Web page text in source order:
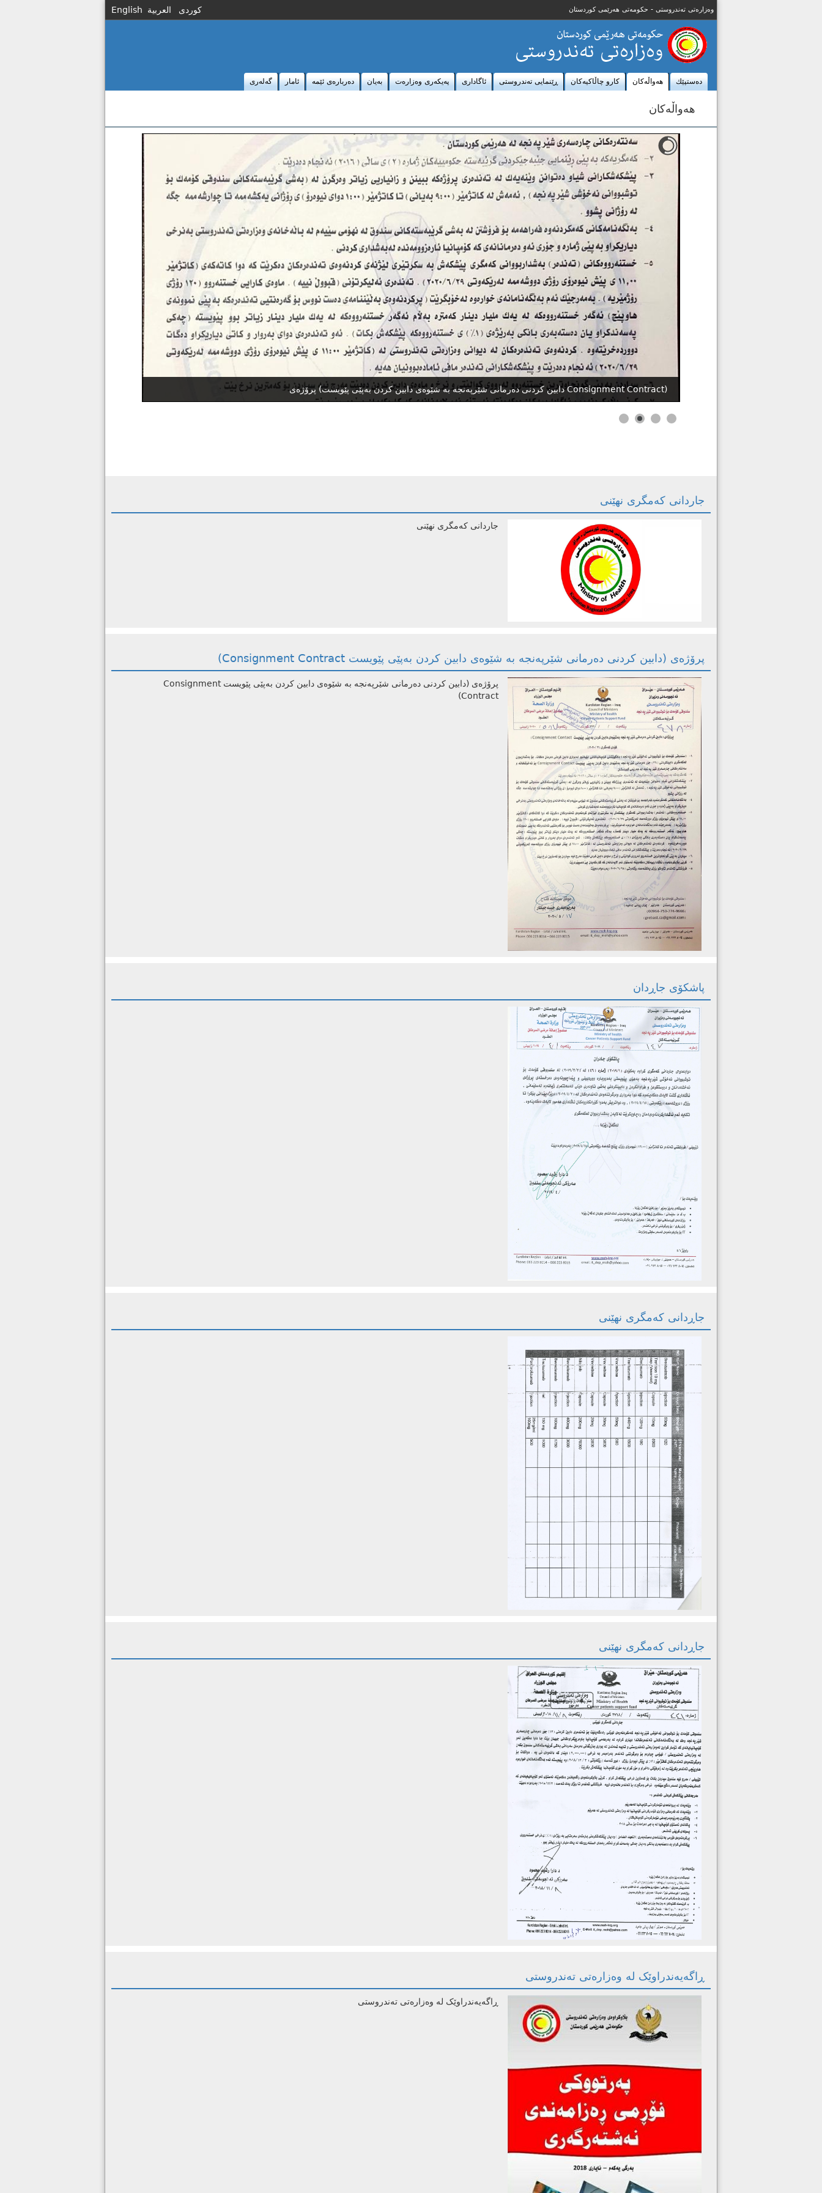
كوردى العربية English وەزارەتی تەندروستی - حکومەتی هەرێمی کوردستان
ده‌ستپێك هه‌واڵه‌كان كارو چاڵاكيه‌كان ڕێنمايی ته‌ندروستی ئاگاداری پەیکەرى وەزارەت به‌یان ده‌رباره‌ی ئێمه‌ ئامار گەلەری
هه‌واڵه‌كان
پرۆژەى (دابین کردنى دەرمانى شێرپەنجە بە شێوەى دابین کردن بەپێى پێویست Consignment Contract)
جاردانی کەمگری نهێنی
جاردانی کەمگری نهێنی
پرۆژەى (دابین کردنى دەرمانى شێرپەنجە بە شێوەى دابین کردن بەپێى پێویست Consignment Contract)
پرۆژەى (دابین کردنى دەرمانى شێرپەنجە بە شێوەى دابین کردن بەپێى پێویست Consignment
Contract)
پاشکۆی جاڕدان
جاڕدانی کەمگری نهێنی
جاڕدانی کەمگری نهێنی
ڕاگەیەندراوێک لە وەزارەتی تەندروستی
ڕاگەیەندراوێک لە وەزارەتی تەندروستی